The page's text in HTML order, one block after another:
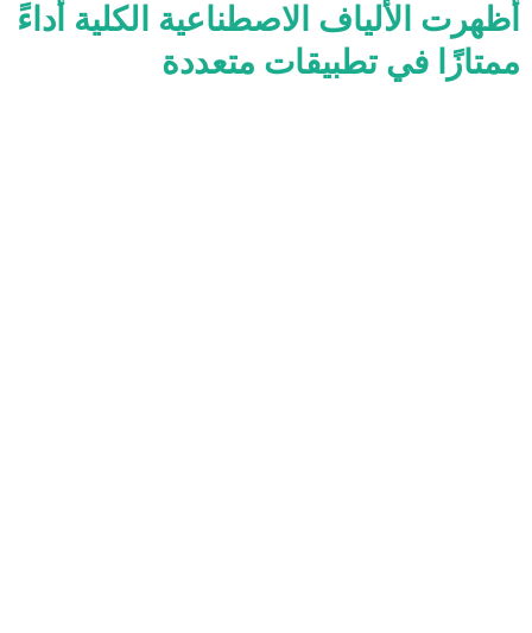
أظهرت الألياف الاصطناعية الكلية أداءً
ممتازًا في تطبيقات متعددة